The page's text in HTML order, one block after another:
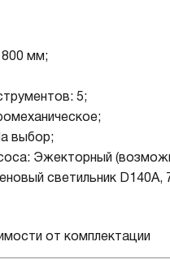
мм;
5;
выбор;
Эжекторный
светильник D140А,
от комплектации